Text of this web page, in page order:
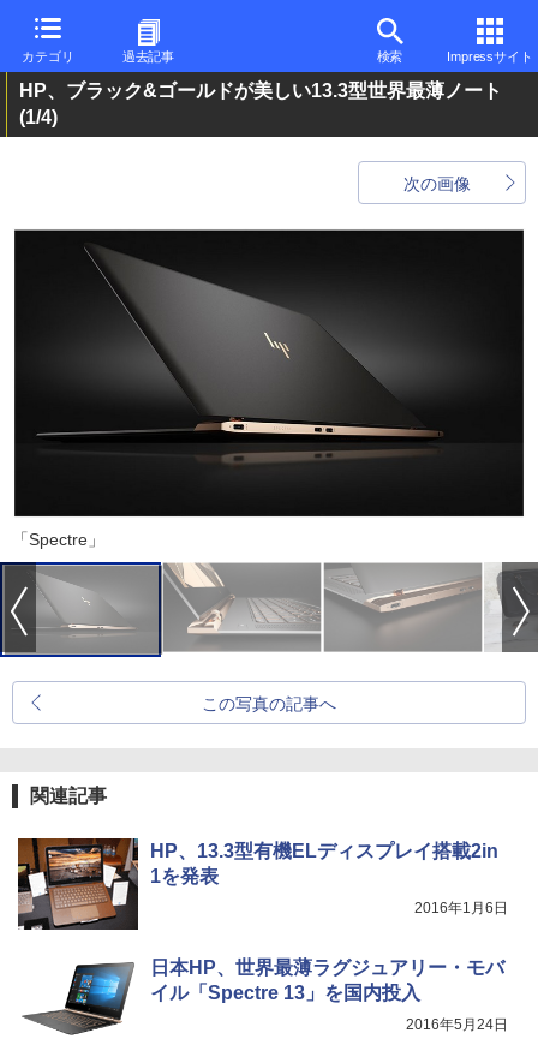
カテゴリ 過去記事 検索 Impressサイト
HP、ブラック&ゴールドが美しい13.3型世界最薄ノート
(1/4)
次の画像
「Spectre」
この写真の記事へ
関連記事
HP、13.3型有機ELディスプレイ搭載2in
1を発表
2016年1月6日
日本HP、世界最薄ラグジュアリー・モバ
イル「Spectre 13」を国内投入
2016年5月24日